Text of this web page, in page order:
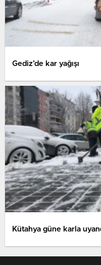
Gediz’de kar yağışı
Kütahya güne karla